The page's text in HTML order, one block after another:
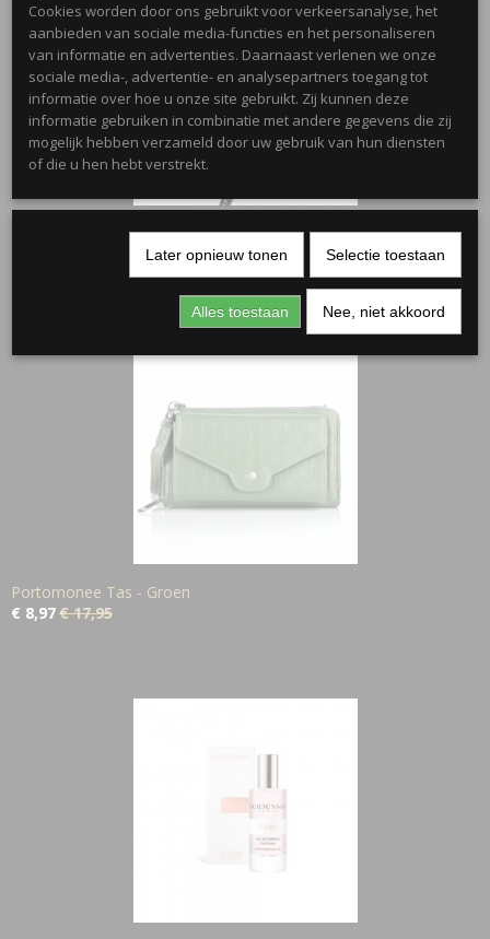
Portomonee Tas - Groen
€ 8,97€ 17,95
Cookies worden door ons gebruikt voor verkeersanalyse, het
aanbieden van sociale media-functies en het personaliseren
van informatie en advertenties. Daarnaast verlenen we onze
sociale media-, advertentie- en analysepartners toegang tot
informatie over hoe u onze site gebruikt. Zij kunnen deze
informatie gebruiken in combinatie met andere gegevens die zij
mogelijk hebben verzameld door uw gebruik van hun diensten
of die u hen hebt verstrekt.
Later opnieuw tonen Selectie toestaan
Alles toestaan Nee, niet akkoord